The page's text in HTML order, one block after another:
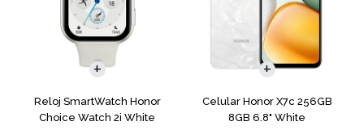
Reloj SmartWatch Honor
Choice Watch 2i White
Celular Honor X7c 256GB
8GB 6.8" White
COMPARAR